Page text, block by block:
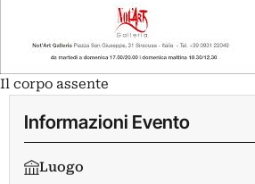
Il corpo assente
Informazioni Evento
Luogo